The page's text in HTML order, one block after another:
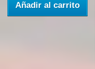
Añadir al carrito